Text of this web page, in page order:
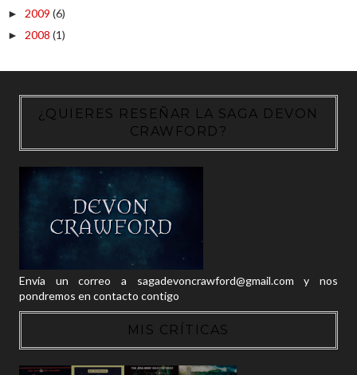
► 2009 (6)
► 2008 (1)
¿QUIERES RESEÑAR LA SAGA DEVON
CRAWFORD?
Envía un correo a sagadevoncrawford@gmail.com y nos
pondremos en contacto contigo
MIS CRÍTICAS